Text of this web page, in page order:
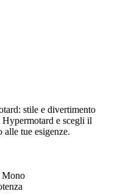
stile e divertimento
Hypermotard e scegli il
alle tue esigenze.
Mono